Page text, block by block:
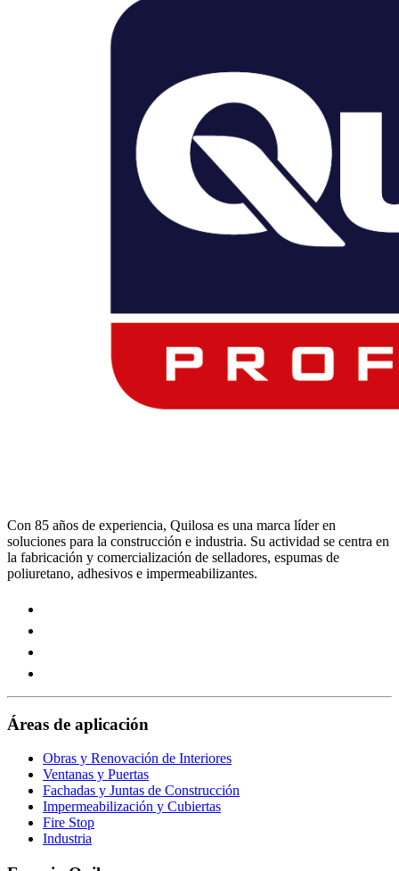
Con 85 años de experiencia, Quilosa es una marca líder en
soluciones para la construcción e industria. Su actividad se centra en
la fabricación y comercialización de selladores, espumas de
poliuretano, adhesivos e impermeabilizantes.
page
https://www.facebook.com/QuilosaSelenaIberia/
page
Áreas de aplicación
Obras y Renovación de Interiores
Ventanas y Puertas
Fachadas y Juntas de Construcción
Impermeabilización y Cubiertas
Fire Stop
Industria